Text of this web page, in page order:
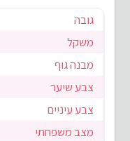
גובה
משקל
מבנה גוף
צבע שיער
צבע עיניים
מצב משפחתי